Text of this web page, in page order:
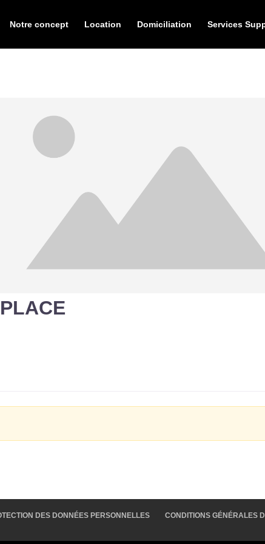
Notre concept Location Domiciliation Services
DES DONNÉES PERSONNELLES CONDITIONS GÉNÉRALES